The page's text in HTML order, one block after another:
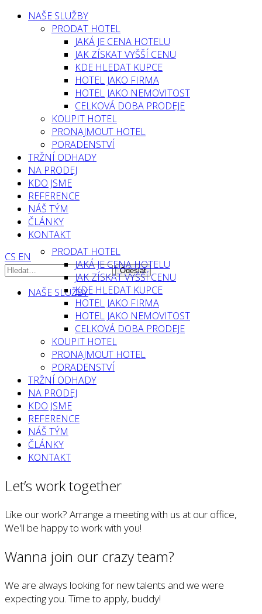
NAŠE SLUŽBY
PRODAT HOTEL
JAKÁ JE CENA HOTELU
JAK ZÍSKAT VYŠŠÍ CENU
KDE HLEDAT KUPCE
HOTEL JAKO FIRMA
HOTEL JAKO NEMOVITOST
CELKOVÁ DOBA PRODEJE
KOUPIT HOTEL
PRONAJMOUT HOTEL
PORADENSTVÍ
TRŽNÍ ODHADY
NA PRODEJ
KDO JSME
REFERENCE
NÁŠ TÝM
ČLÁNKY
KONTAKT
CS EN
NAŠE SLUŽBY
PRODAT HOTEL
JAKÁ JE CENA HOTELU
JAK ZÍSKAT VYŠŠÍ CENU
KDE HLEDAT KUPCE
HOTEL JAKO FIRMA
HOTEL JAKO NEMOVITOST
CELKOVÁ DOBA PRODEJE
KOUPIT HOTEL
PRONAJMOUT HOTEL
PORADENSTVÍ
TRŽNÍ ODHADY
NA PRODEJ
KDO JSME
REFERENCE
NÁŠ TÝM
ČLÁNKY
KONTAKT
Let’s work together
Like our work? Arrange a meeting with us at our office,
We'll be happy to work with you!
Wanna join our crazy team?
We are always looking for new talents and we were
expecting you. Time to apply, buddy!